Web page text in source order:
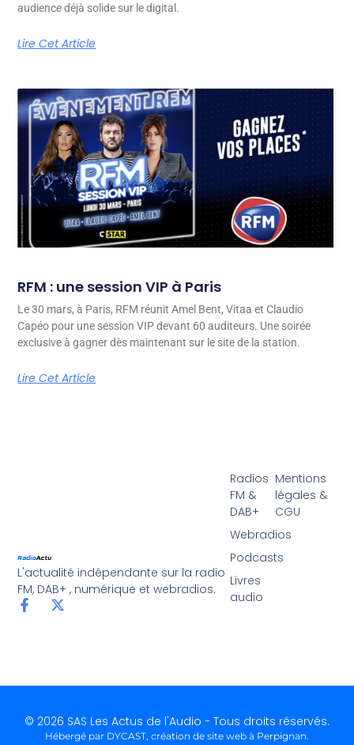
audience déjà solide sur le digital.
Lire Cet Article
RFM : une session VIP à Paris
Le 30 mars, à Paris, RFM réunit Amel Bent, Vitaa et Claudio
Capéo pour une session VIP devant 60 auditeurs. Une soirée
exclusive à gagner dès maintenant sur le site de la station.
Lire Cet Article
L'actualité indépendante sur la radio
FM, DAB+ , numérique et webradios.
Radios
FM &
DAB+
Webradios
Podcasts
Livres
audio
Mentions
légales &
CGU
© 2026 SAS Les Actus de l'Audio - Tous droits réservés.
Hébergé par DYCAST, création de site web à Perpignan.